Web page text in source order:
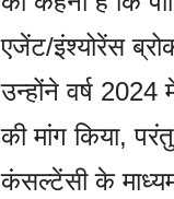
एजेंट/इंश्योरेंस
उन्होंने वर्ष 2024
की मांग किया,
कंसल्टेंसी के